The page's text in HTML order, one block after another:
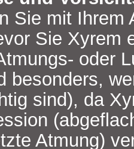
Sie mit Ihrem
Sie Xyrem
oder
besonders,
sind), da
Atmung)